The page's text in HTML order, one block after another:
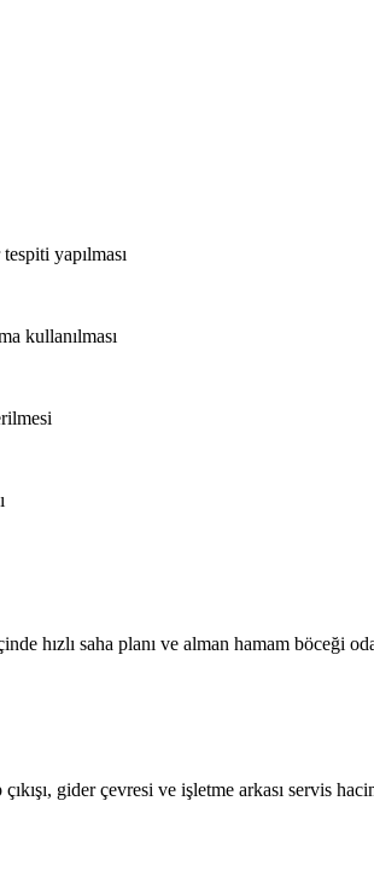
yapılması
kullanılması
hızlı saha planı ve alman hamam böceği
gider çevresi ve işletme arkası servis